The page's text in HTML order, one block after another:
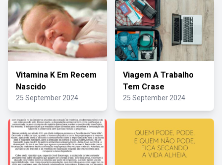
Vitamina K Em Recem
Nascido
25 September 2024
Viagem A Trabalho
Tem Crase
25 September 2024